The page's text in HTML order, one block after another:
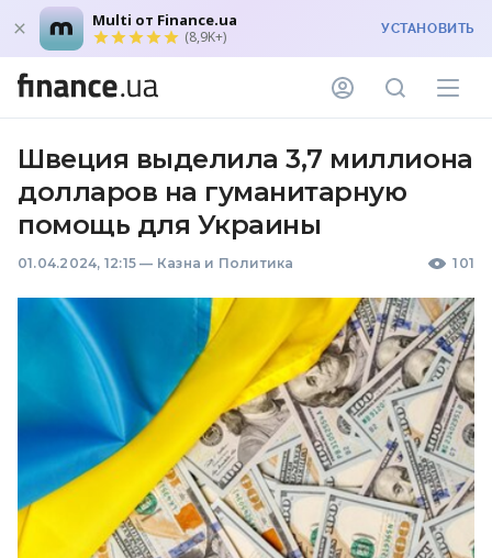
Multi от Finance.ua
(8,9K+) УСТАНОВИТЬ
Швеция выделила 3,7 миллиона
долларов на гуманитарную
помощь для Украины
01.04.2024, 12:15 — Казна и Политика 101